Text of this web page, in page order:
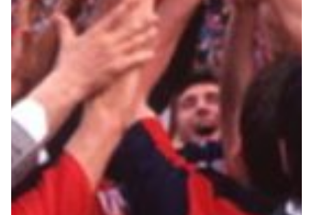
Robe di Kappa x Genoa
Vintage Collection
Red&Blue Voices
Kids
Accessori